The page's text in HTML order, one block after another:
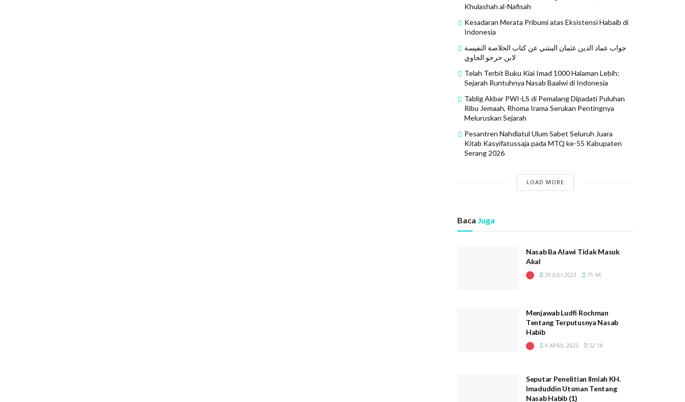
Khulashah al-Nafisah
Kesadaran Merata Pribumi atas Eksistensi Habaib di
Indonesia
جواب عماد الدين عثمان البنتني عن كتاب الخلاصة النفيسة
لابن حرجو الجاوي
Telah Terbit Buku Kiai Imad 1000 Halaman Lebih:
Sejarah Runtuhnya Nasab Baalwi di Indonesia
Tablig Akbar PWI-LS di Pemalang Dipadati Puluhan
Ribu Jemaah, Rhoma Irama Serukan Pentingnya
Meluruskan Sejarah
Pesantren Nahdlatul Ulum Sabet Seluruh Juara
Kitab Kasyifatussaja pada MTQ ke-55 Kabupaten
Serang 2026
LOAD MORE
Baca Juga
Nasab Ba Alawi Tidak Masuk
Akal
20 JULI 2023 71.6K
Menjawab Ludfi Rochman
Tentang Terputusnya Nasab
Habib
9 APRIL 2023 52.1K
Seputar Penelitian Ilmiah KH.
Imaduddin Utsman Tentang
Nasab Habib (1)